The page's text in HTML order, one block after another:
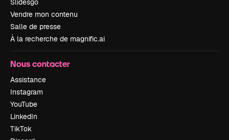
Slidesgo
Vendre mon contenu
Salle de presse
À la recherche de magnific.ai
Nous contacter
Assistance
Instagram
YouTube
LinkedIn
TikTok